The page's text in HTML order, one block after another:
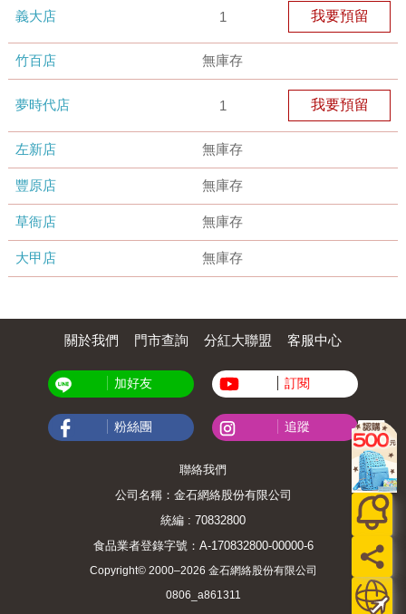
義大店 1 我要預留
竹百店 無庫存
夢時代店 1 我要預留
左新店 無庫存
豐原店 無庫存
草衙店 無庫存
大甲店 無庫存
關於我們 門市查詢 分紅大聯盟 客服中心
加好友 訂閱
粉絲團 追蹤
聯絡我們
公司名稱：金石網絡股份有限公司
統編 : 70832800
食品業者登錄字號：A-170832800-00000-6
Copyright© 2000–2026 金石網絡股份有限公司
0806_a861311